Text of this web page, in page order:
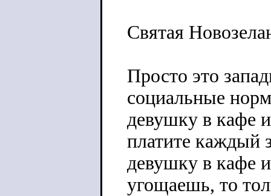
Святая
Просто это
социальные
девушку в кафе
платите каждый
девушку в кафе
угощаешь, то